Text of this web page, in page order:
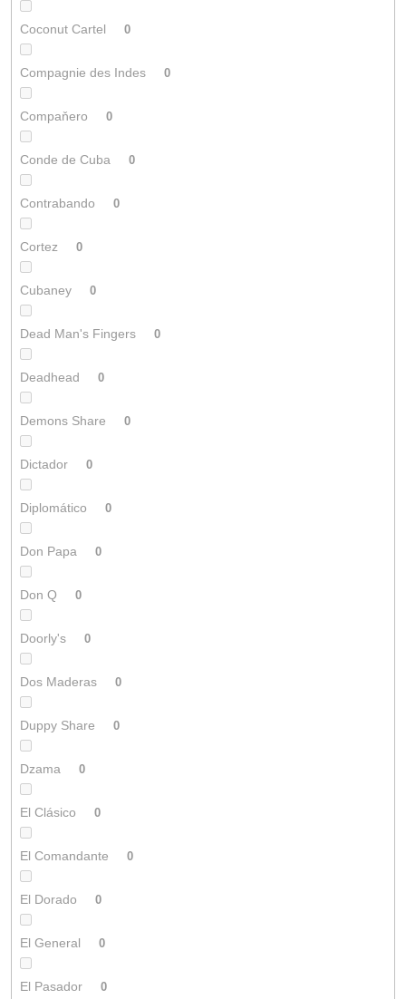
Coconut Cartel 0
Compagnie des Indes 0
Compaňero 0
Conde de Cuba 0
Contrabando 0
Cortez 0
Cubaney 0
Dead Man's Fingers 0
Deadhead 0
Demons Share 0
Dictador 0
Diplomático 0
Don Papa 0
Don Q 0
Doorly's 0
Dos Maderas 0
Duppy Share 0
Dzama 0
El Clásico 0
El Comandante 0
El Dorado 0
El General 0
El Pasador 0